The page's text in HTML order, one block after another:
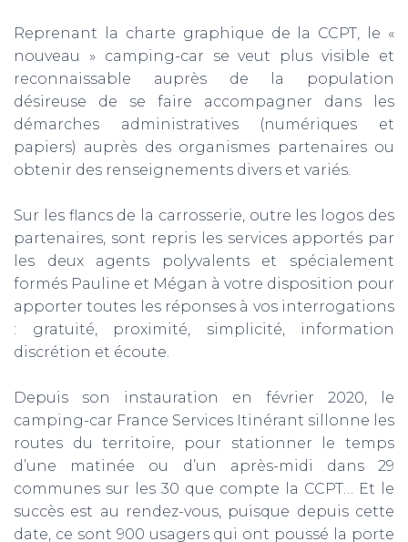
Reprenant la charte graphique de la CCPT, le «
nouveau » camping-car se veut plus visible et
reconnaissable auprès de la population
désireuse de se faire accompagner dans les
démarches administratives (numériques et
papiers) auprès des organismes partenaires ou
obtenir des renseignements divers et variés.
Sur les flancs de la carrosserie, outre les logos des
partenaires, sont repris les services apportés par
les deux agents polyvalents et spécialement
formés Pauline et Mégan à votre disposition pour
apporter toutes les réponses à vos interrogations
: gratuité, proximité, simplicité, information
discrétion et écoute.
Depuis son instauration en février 2020, le
camping-car France Services Itinérant sillonne les
routes du territoire, pour stationner le temps
d’une matinée ou d’un après-midi dans 29
communes sur les 30 que compte la CCPT… Et le
succès est au rendez-vous, puisque depuis cette
date, ce sont 900 usagers qui ont poussé la porte